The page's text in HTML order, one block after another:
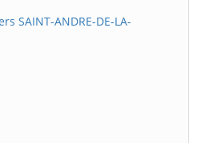
SAINT-ANDRE-DE-LA-